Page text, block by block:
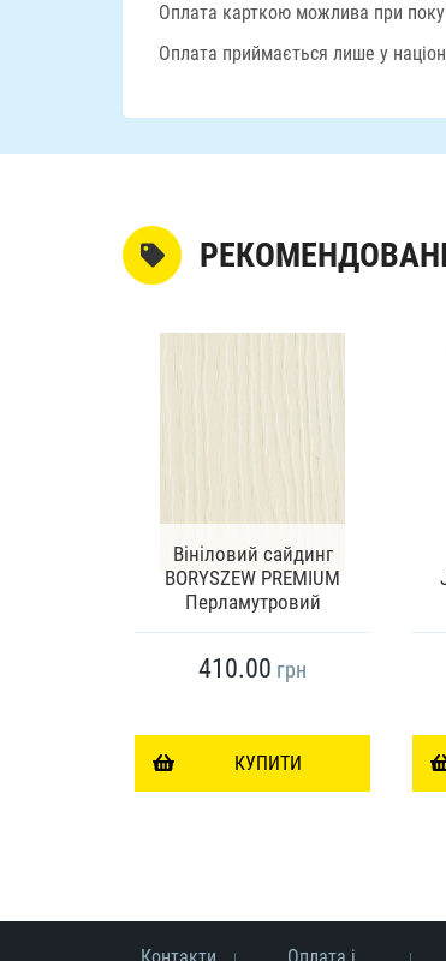
Оплата карткою можлива при
Оплата приймається лише у
Вініловий сайдинг
BORYSZEW PREMIUM
Перламутровий
410.00 грн
КУПИТИ